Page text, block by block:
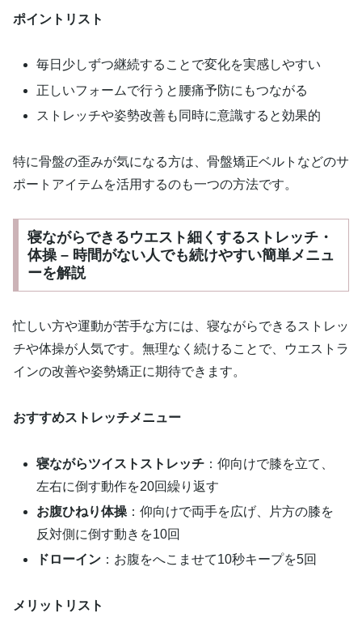
ポイントリスト
毎日少しずつ継続することで変化を実感しやすい
正しいフォームで行うと腰痛予防にもつながる
ストレッチや姿勢改善も同時に意識すると効果的
特に骨盤の歪みが気になる方は、骨盤矯正ベルトなどのサ
ポートアイテムを活用するのも一つの方法です。
寝ながらできるウエスト細くするストレッチ・
体操 – 時間がない人でも続けやすい簡単メニュ
ーを解説
忙しい方や運動が苦手な方には、寝ながらできるストレッ
チや体操が人気です。無理なく続けることで、ウエストラ
インの改善や姿勢矯正に期待できます。
おすすめストレッチメニュー
寝ながらツイストストレッチ ：仰向けで膝を立て、
左右に倒す動作を20回繰り返す
お腹ひねり体操 ：仰向けで両手を広げ、片方の膝を
反対側に倒す動きを10回
ドローイン ：お腹をへこませて10秒キープを5回
メリットリスト